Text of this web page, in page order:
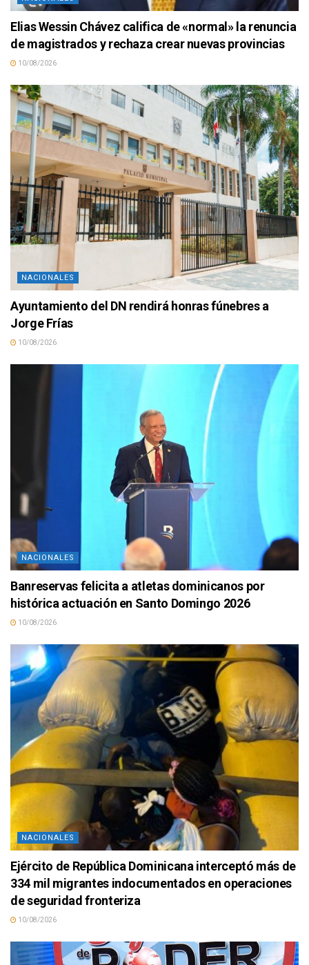
Elias Wessin Chávez califica de «normal» la renuncia
de magistrados y rechaza crear nuevas provincias
10/08/2026
NACIONALES
Ayuntamiento del DN rendirá honras fúnebres a
Jorge Frías
10/08/2026
NACIONALES
Banreservas felicita a atletas dominicanos por
histórica actuación en Santo Domingo 2026
10/08/2026
NACIONALES
Ejército de República Dominicana interceptó más de
334 mil migrantes indocumentados en operaciones
de seguridad fronteriza
10/08/2026